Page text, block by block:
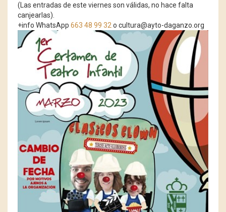
(Las entradas de este viernes son válidas, no hace falta
canjearlas).
+info WhatsApp 663 48 99 32 o cultura@ayto-daganzo.org